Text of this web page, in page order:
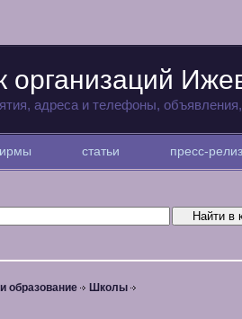
организаций
адреса и телефоны,
статьи пресс-
образование Школы